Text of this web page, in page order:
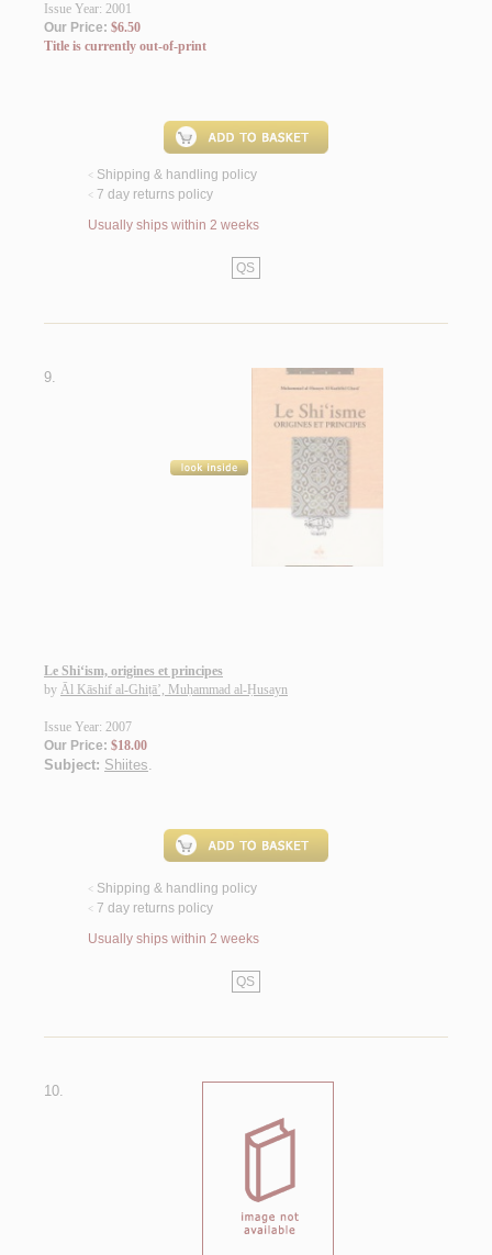
Issue Year: 2001
Our Price: $6.50
Title is currently out-of-print
< Shipping & handling policy
< 7 day returns policy
Usually ships within 2 weeks
QS
9.
Le Shi‘ism, origines et principes
by Āl Kāshif al-Ghiṭā’, Muḥammad al-Ḥusayn
Issue Year: 2007
Our Price: $18.00
Subject: Shiites.
< Shipping & handling policy
< 7 day returns policy
Usually ships within 2 weeks
QS
10.